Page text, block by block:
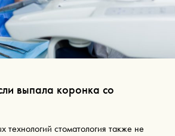
выпала коронка со
технологий стоматология также не